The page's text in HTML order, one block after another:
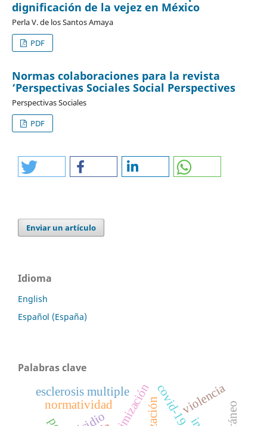
dignificación de la vejez en México
Perla V. de los Santos Amaya
PDF
Normas colaboraciones para la revista
‘Perspectivas Sociales Social Perspectives
Perspectivas Sociales
PDF
Enviar un artículo
Idioma
English
Español (España)
Palabras clave
covid-19
esclerosis multiple violencia
normatividad